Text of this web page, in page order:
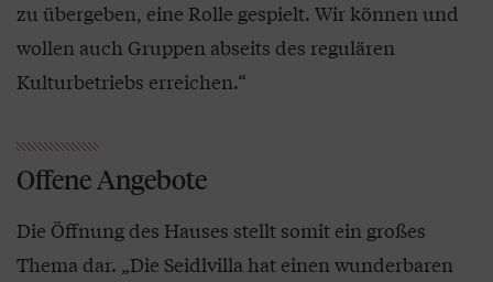
zu übergeben, eine Rolle gespielt. Wir können und
wollen auch Gruppen abseits des regulären
Kulturbetriebs erreichen.“
Offene Angebote
Die Öffnung des Hauses stellt somit ein großes
Thema dar. „Die Seidlvilla hat einen wunderbaren